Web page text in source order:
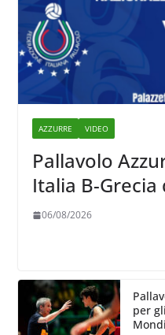
AZZURRE VIDEO
Pallavolo
Italia B-
06/08/2026
per